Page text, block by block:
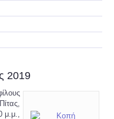
2019
μ.μ.,